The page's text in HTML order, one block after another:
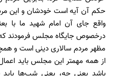
حکم آن آیه است خودشان و این
واقع جای آن امام شهید ما با
درخصوص جایگاه مجلس فرمودند
مظهر مردم سالاری دینی است و
از همه مهمتر این مجلس باید